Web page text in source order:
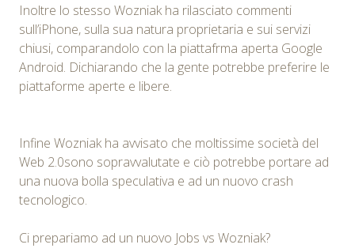
Inoltre lo stesso Wozniak ha rilasciato commenti
sull’iPhone, sulla sua natura proprietaria e sui servizi
chiusi, comparandolo con la piattafrma aperta Google
Android. Dichiarando che la gente potrebbe preferire le
piattaforme aperte e libere.
Infine Wozniak ha avvisato che moltissime società del
Web 2.0sono sopravvalutate e ciò potrebbe portare ad
una nuova bolla speculativa e ad un nuovo crash
tecnologico.
Ci prepariamo ad un nuovo Jobs vs Wozniak?